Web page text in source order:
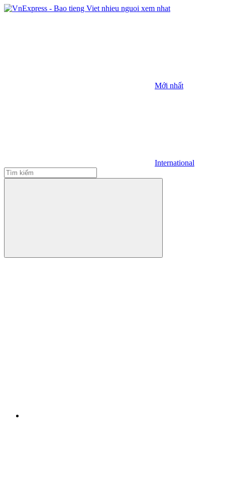
Mới nhất
International